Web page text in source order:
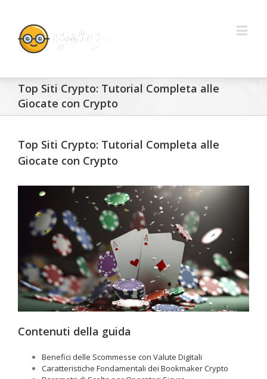
Top Siti Crypto: Tutorial Completa alle
Giocate con Crypto
Top Siti Crypto: Tutorial Completa alle
Giocate con Crypto
Contenuti della guida
Benefici delle Scommesse con Valute Digitali
Caratteristiche Fondamentali dei Bookmaker Crypto